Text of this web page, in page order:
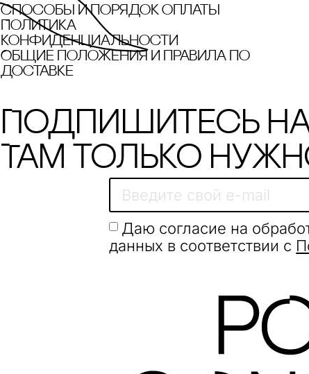
cпособы и порядок оплаты
Политика
конфиденциальности
Общие положения и правила по
доставке
Подпишитесь
Там только
Даю согласие на
данных в соответствии с